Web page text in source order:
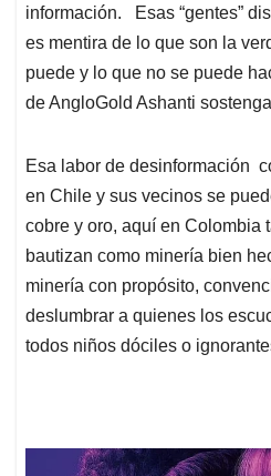
información. Esas “gentes”
es mentira de lo que son la
puede y lo que no se puede
de AngloGold Ashanti
Esa labor de desinformación
en Chile y sus vecinos se
cobre y oro, aquí en Colombia
bautizan como minería bien
minería con propósito,
deslumbrar a quienes los
todos niños dóciles o